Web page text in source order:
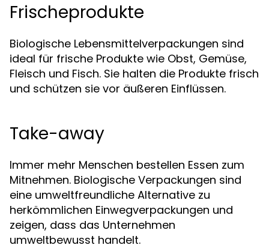
Frischeprodukte
Biologische Lebensmittelverpackungen sind
ideal für frische Produkte wie Obst, Gemüse,
Fleisch und Fisch. Sie halten die Produkte frisch
und schützen sie vor äußeren Einflüssen.
Take-away
Immer mehr Menschen bestellen Essen zum
Mitnehmen. Biologische Verpackungen sind
eine umweltfreundliche Alternative zu
herkömmlichen Einwegverpackungen und
zeigen, dass das Unternehmen
umweltbewusst handelt.